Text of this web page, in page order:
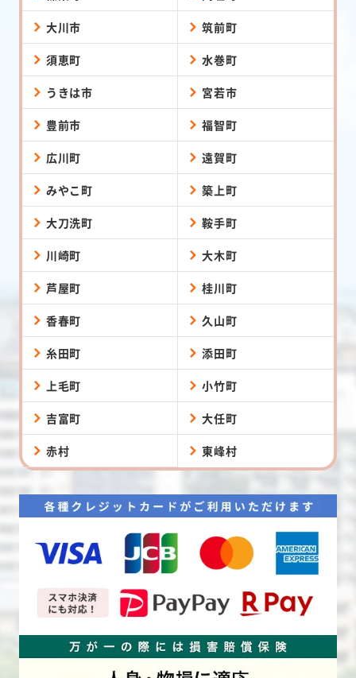
大川市 筑前町
須恵町 水巻町
うきは市 宮若市
豊前市 福智町
広川町 遠賀町
みやこ町 築上町
大刀洗町 鞍手町
川崎町 大木町
芦屋町 桂川町
香春町 久山町
糸田町 添田町
上毛町 小竹町
吉富町 大任町
赤村 東峰村